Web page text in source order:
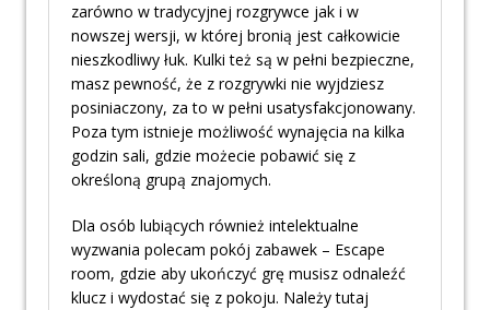
zarówno w tradycyjnej rozgrywce jak i w
nowszej wersji, w której bronią jest całkowicie
nieszkodliwy łuk. Kulki też są w pełni bezpieczne,
masz pewność, że z rozgrywki nie wyjdziesz
posiniaczony, za to w pełni usatysfakcjonowany.
Poza tym istnieje możliwość wynajęcia na kilka
godzin sali, gdzie możecie pobawić się z
określoną grupą znajomych.
Dla osób lubiących również intelektualne
wyzwania polecam pokój zabawek – Escape
room, gdzie aby ukończyć grę musisz odnaleźć
klucz i wydostać się z pokoju. Należy tutaj